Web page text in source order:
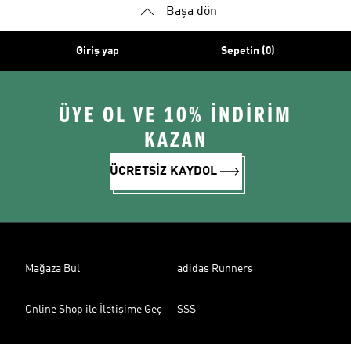
Başa dön
Giriş yap Sepetin (0)
ÜYE OL VE 10% İNDİRİM
KAZAN
ÜCRETSİZ KAYDOL
Mağaza Bul adidas Runners
Online Shop ile İletişime Geç SSS